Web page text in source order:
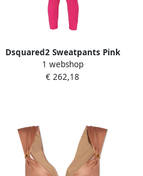
Dsquared2 Sweatpants Pink
Dames
1 webshop
€ 262,18